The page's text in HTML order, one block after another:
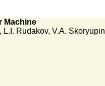
Machine
L.I. Rudakov, V.A. Skoryupin